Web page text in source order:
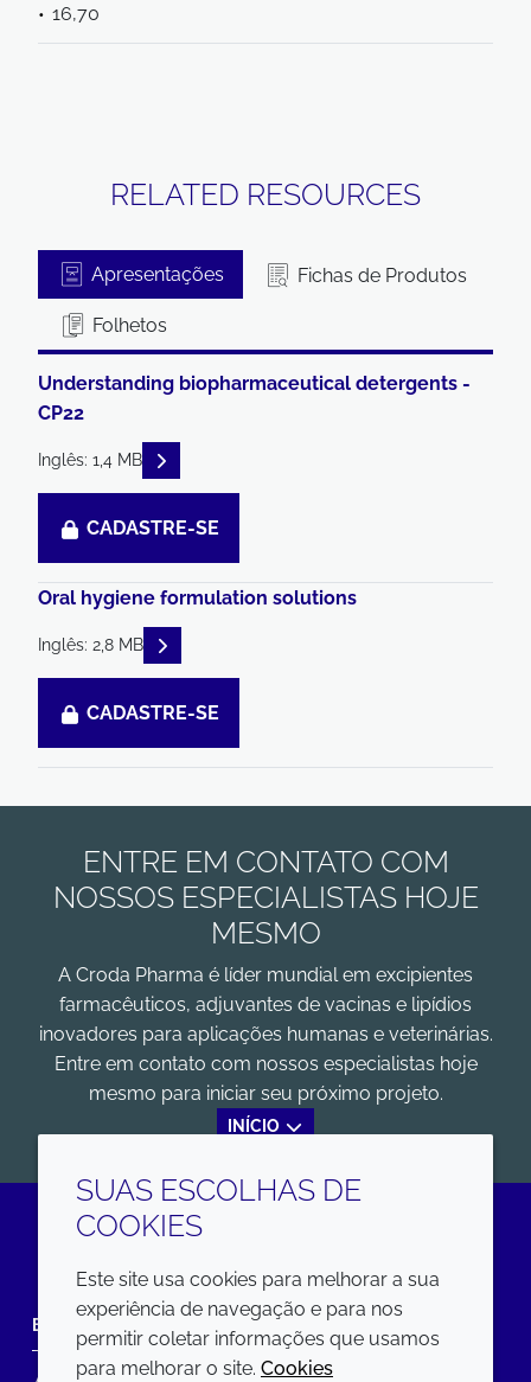
16,70
RELATED RESOURCES
Apresentações Fichas de Produtos
Folhetos
Understanding biopharmaceutical detergents -
CP22
Inglês: 1,4 MB READ DESCRIPTIONS
CADASTRE-SE
Oral hygiene formulation solutions
Inglês: 2,8 MB READ DESCRIPTIONS
CADASTRE-SE
ENTRE EM CONTATO COM
NOSSOS ESPECIALISTAS HOJE
MESMO
A Croda Pharma é líder mundial em excipientes
farmacêuticos, adjuvantes de vacinas e lipídios
inovadores para aplicações humanas e veterinárias.
Entre em contato com nossos especialistas hoje
mesmo para iniciar seu próximo projeto.
INÍCIO
LinkedIn
EMPRESA LEGAL
SUAS ESCOLHAS DE
COOKIES
Este site usa cookies para melhorar a sua
experiência de navegação e para nos
permitir coletar informações que usamos
para melhorar o site. Cookies